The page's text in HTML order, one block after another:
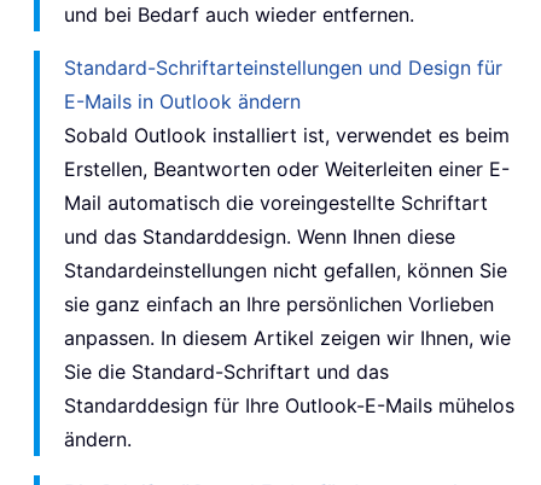
und bei Bedarf auch wieder entfernen.
Standard-Schriftarteinstellungen und Design für
E-Mails in Outlook ändern
Sobald Outlook installiert ist, verwendet es beim
Erstellen, Beantworten oder Weiterleiten einer E-
Mail automatisch die voreingestellte Schriftart
und das Standarddesign. Wenn Ihnen diese
Standardeinstellungen nicht gefallen, können Sie
sie ganz einfach an Ihre persönlichen Vorlieben
anpassen. In diesem Artikel zeigen wir Ihnen, wie
Sie die Standard-Schriftart und das
Standarddesign für Ihre Outlook-E-Mails mühelos
ändern.